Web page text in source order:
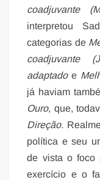
coadjuvante
interpretou
categorias de
coadjuvante
adaptadoe
já haviam
Ouro, que,
Direção.
política e seu
de vista o foco
exercício e o